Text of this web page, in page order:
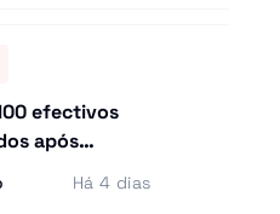
efectivos
após
Contra-Há 4 dias